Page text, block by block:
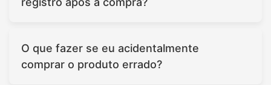
O que fazer se eu acidentalmente
comprar o produto errado?